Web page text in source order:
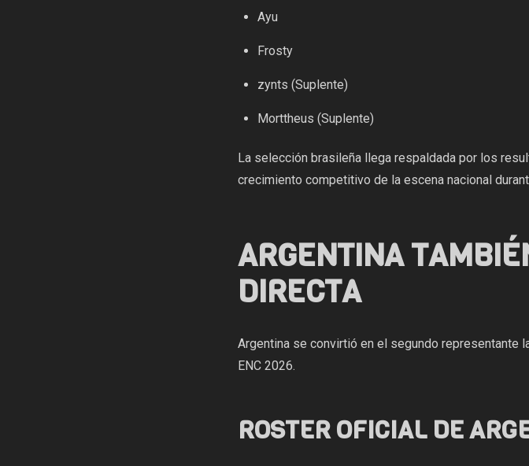
Ayu
Frosty
zynts (Suplente)
Morttheus (Suplente)
La selección brasileña llega respaldada por los
crecimiento competitivo de la escena nacional
ARGENTINA
DIRECTA
Argentina se convirtió en el segundo representante
ENC 2026.
ROSTER OFICIAL DE